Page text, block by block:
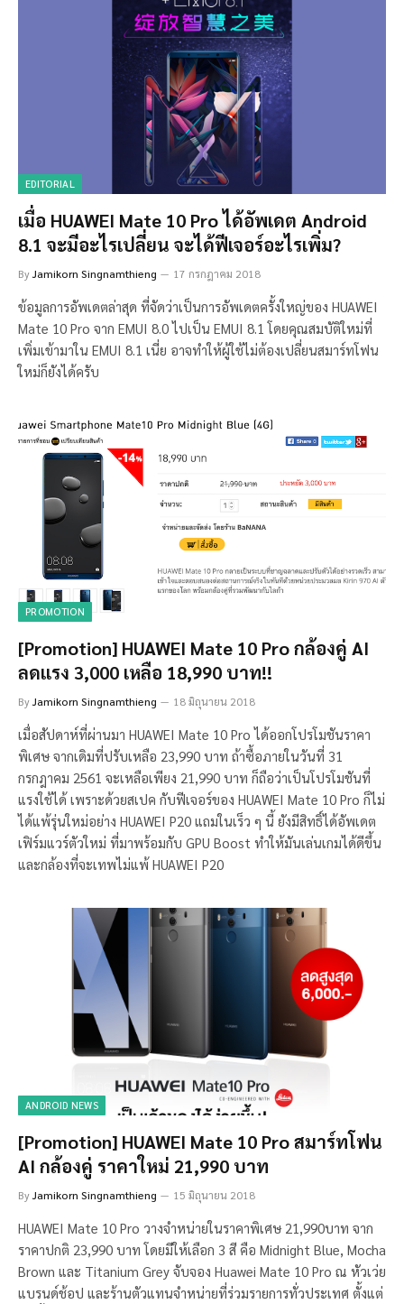
EDITORIAL
เมื่อ HUAWEI Mate 10 Pro ได้อัพเดต Android
8.1 จะมีอะไรเปลี่ยน จะได้ฟีเจอร์อะไรเพิ่ม?
ByJamikorn Singnamthieng 17 กรกฎาคม 2018
ข้อมูลการอัพเดตล่าสุด ที่จัดว่าเป็นการอัพเดตครั้งใหญ่ของ HUAWEI
Mate 10 Pro จาก EMUI 8.0 ไปเป็น EMUI 8.1 โดยคุณสมบัติใหม่ที่
เพิ่มเข้ามาใน EMUI 8.1 เนี่ย อาจทำให้ผู้ใช้ไม่ต้องเปลี่ยนสมาร์ทโฟน
ใหม่ก็ยังได้ครับ
PROMOTION
[Promotion] HUAWEI Mate 10 Pro กล้องคู่ AI
ลดแรง 3,000 เหลือ 18,990 บาท!!
ByJamikorn Singnamthieng 18 มิถุนายน 2018
เมื่อสัปดาห์ที่ผ่านมา HUAWEI Mate 10 Pro ได้ออกโปรโมชันราคา
พิเศษ จากเดิมที่ปรับเหลือ 23,990 บาท ถ้าซื้อภายในวันที่ 31
กรกฎาคม 2561 จะเหลือเพียง 21,990 บาท ก็ถือว่าเป็นโปรโมชันที่
แรงใช้ได้ เพราะด้วยสเปค กับฟีเจอร์ของ HUAWEI Mate 10 Pro ก็ไม่
ได้แพ้รุ่นใหม่อย่าง HUAWEI P20 แถมในเร็ว ๆ นี้ ยังมีสิทธิ์ได้อัพเดต
เฟิร์มแวร์ตัวใหม่ ที่มาพร้อมกับ GPU Boost ทำให้มันเล่นเกมได้ดีขึ้น
และกล้องที่จะเทพไม่แพ้ HUAWEI P20
ANDROID NEWS
[Promotion] HUAWEI Mate 10 Pro สมาร์ทโฟน
AI กล้องคู่ ราคาใหม่ 21,990 บาท
ByJamikorn Singnamthieng 15 มิถุนายน 2018
HUAWEI Mate 10 Pro วางจำหน่ายในราคาพิเศษ 21,990บาท จาก
ราคาปกติ 23,990 บาท โดยมีให้เลือก 3 สี คือ Midnight Blue, Mocha
Brown และ Titanium Grey จับจอง Huawei Mate 10 Pro ณ หัวเว่ย
แบรนด์ช้อป และร้านตัวแทนจำหน่ายที่ร่วมรายการทั่วประเทศ ตั้งแต่